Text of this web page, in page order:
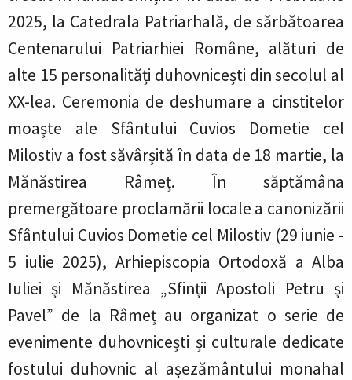
2025, la Catedrala Patriarhală, de sărbătoarea
Centenarului Patriarhiei Române, alături de
alte 15 personalități duhovnicești din secolul al
XX-lea. Ceremonia de deshumare a cinstitelor
moaște ale Sfântului Cuvios Dometie cel
Milostiv a fost săvârșită în data de 18 martie, la
Mănăstirea Râmeț. În săptămâna
premergătoare proclamării locale a canonizării
Sfântului Cuvios Dometie cel Milostiv (29 iunie -
5 iulie 2025), Arhiepiscopia Ortodoxă a Alba
Iuliei și Mănăstirea „Sfinții Apostoli Petru și
Pavel” de la Râmeț au organizat o serie de
evenimente duhovnicești și culturale dedicate
fostului duhovnic al așezământului monahal